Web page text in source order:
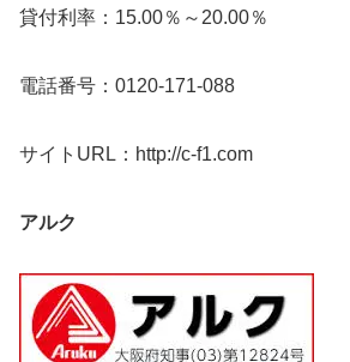
貸付利率：15.00％～20.00％
電話番号：0120-171-088
サイトURL：http://c-f1.com
アルク